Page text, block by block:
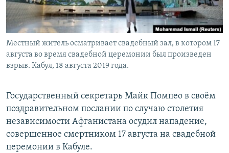
Местный житель осматривает свадебный зал, в котором 17
августа во время свадебной церемонии был произведен
взрыв. Кабул, 18 августа 2019 года.
Государственный секретарь Майк Помпео в своём
поздравительном послании по случаю столетия
независимости Афганистана осудил нападение,
совершенное смертником 17 августа на свадебной
церемонии в Кабуле.